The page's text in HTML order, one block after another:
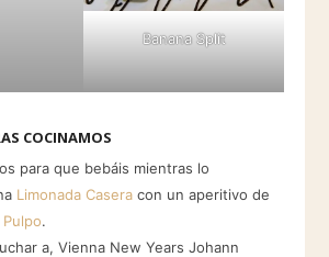
Banana Split
COCINAMOS
para que bebáis mientras lo
Limonada Caseracon un aperitivo de
.
a, Vienna New Years Johann